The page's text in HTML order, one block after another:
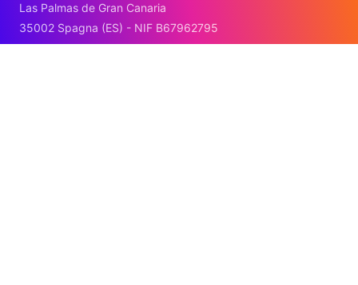
Las Palmas de Gran Canaria
35002 Spagna (ES) - NIF B67962795